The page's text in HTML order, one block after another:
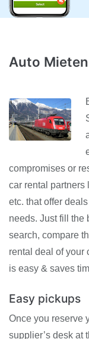
Auto
compromises or
car rental partners
etc. that offer
needs. Just fill the
search, compare
rental deal of your
is easy & saves
Easy pickups
Once you reserve
supplier’s desk at